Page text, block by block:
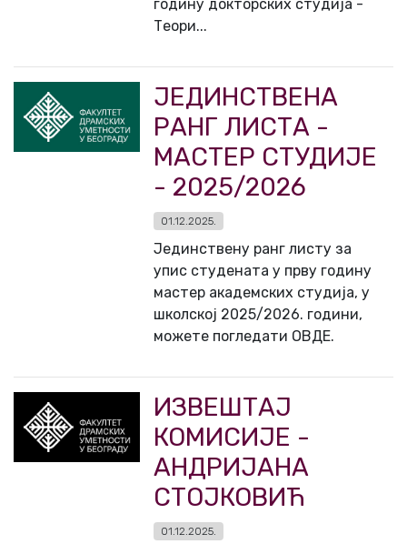
годину докторских студија -
Теори...
ЈЕДИНСТВЕНА
РАНГ ЛИСТА -
МАСТЕР СТУДИЈЕ
- 2025/2026
01.12.2025.
Јединствену ранг листу за
упис студената у прву годину
мастер академских студија, у
школској 2025/2026. години,
можете погледати ОВДЕ.
ИЗВЕШТАЈ
КОМИСИЈЕ -
АНДРИЈАНА
СТОЈКОВИЋ
01.12.2025.